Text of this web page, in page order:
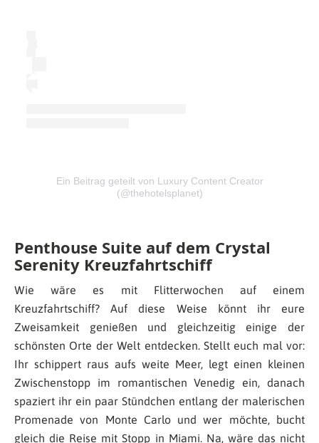
Ein Beitrag geteilt von Luxury Content Creator
(@thehotelsplanet)
Penthouse Suite auf dem Crystal
Serenity Kreuzfahrtschiff
Wie wäre es mit Flitterwochen auf einem
Kreuzfahrtschiff? Auf diese Weise könnt ihr eure
Zweisamkeit genießen und gleichzeitig einige der
schönsten Orte der Welt entdecken. Stellt euch mal vor:
Ihr schippert raus aufs weite Meer, legt einen kleinen
Zwischenstopp im romantischen Venedig ein, danach
spaziert ihr ein paar Stündchen entlang der malerischen
Promenade von Monte Carlo und wer möchte, bucht
gleich die Reise mit Stopp in Miami. Na, wäre das nicht